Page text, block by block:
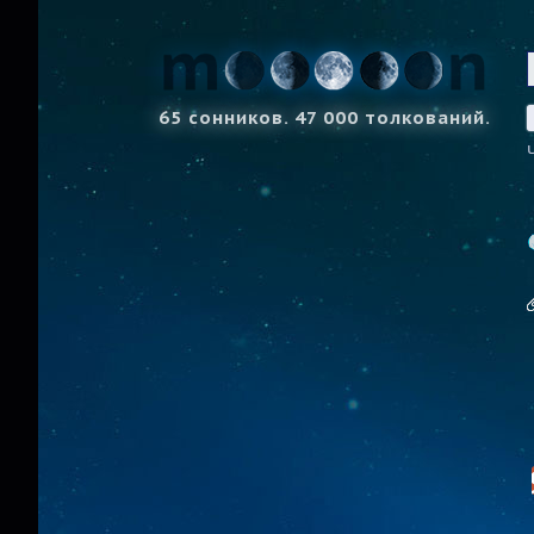
65 сонников. 47 000 толкований.